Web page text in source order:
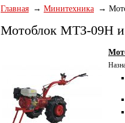
Главная Минитехника
Мотоблок МТЗ-09Н и